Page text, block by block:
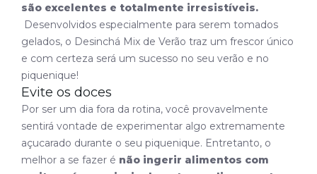
são excelentes e totalmente irresistíveis.
Desenvolvidos especialmente para serem tomados
gelados, o Desinchá Mix de Verão traz um frescor único
e com certeza será um sucesso no seu verão e no
piquenique!
Evite os doces
Por ser um dia fora da rotina, você provavelmente
sentirá vontade de experimentar algo extremamente
açucarado durante o seu piquenique. Entretanto, o
melhor a se fazer é não ingerir alimentos com